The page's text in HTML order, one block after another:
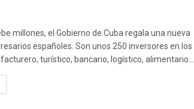
millones, el Gobierno de Cuba regala una nueva
españoles. Son unos 250 inversores en los
turístico, bancario, logístico, alimentario...